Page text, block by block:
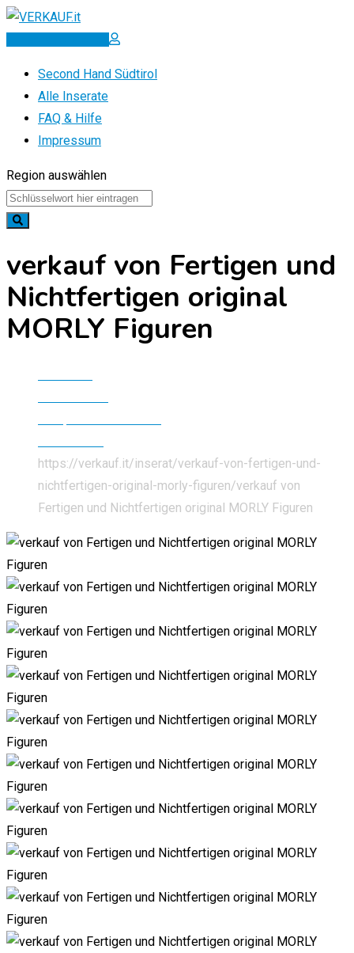
Zum
Inserat erstellen
Second Hand Südtirol
Alle Inserate
FAQ & Hilfe
Impressum
Region auswählen
verkauf von Fertigen und
Nichtfertigen original
MORLY Figuren
https://verkauf.it/inserat/verkauf-von-fertigen-und-
nichtfertigen-original-morly-figuren/verkauf von
Fertigen und Nichtfertigen original MORLY Figuren